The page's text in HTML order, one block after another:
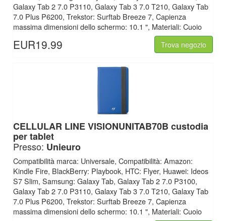
Galaxy Tab 2 7.0 P3110, Galaxy Tab 3 7.0 T210, Galaxy Tab
7.0 Plus P6200, Trekstor: Surftab Breeze 7, Capienza
massima dimensioni dello schermo: 10.1 ", Materiali: Cuoio
EUR19.99 Trova negozio
CELLULAR LINEVISIONUNITAB70B custodia
per tablet
Presso: Unieuro
Compatibilità marca: Universale, Compatibilità: Amazon:
Kindle Fire, BlackBerry: Playbook, HTC: Flyer, Huawei: Ideos
S7 Slim, Samsung: Galaxy Tab, Galaxy Tab 2 7.0 P3100,
Galaxy Tab 2 7.0 P3110, Galaxy Tab 3 7.0 T210, Galaxy Tab
7.0 Plus P6200, Trekstor: Surftab Breeze 7, Capienza
massima dimensioni dello schermo: 10.1 ", Materiali: Cuoio